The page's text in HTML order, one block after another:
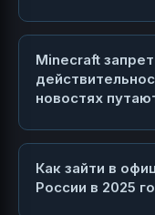
Minecraft
новостях
Как зайти в
России в 2025